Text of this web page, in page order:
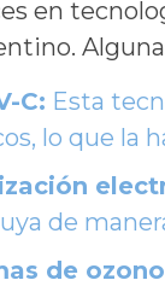
en
C: Esta
lo que la
de
de